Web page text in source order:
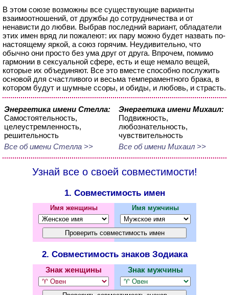
В этом союзе возможны все существующие варианты
взаимоотношений, от дружбы до сотрудничества и от
ненависти до любви. Выбрав последний вариант, обладатели
этих имен вряд ли пожалеют: их пару можно будет назвать по-
настоящему яркой, а союз горячим. Неудивительно, что
обычно они просто без ума друг от друга. Впрочем, помимо
гармонии в сексуальной сфере, есть и еще немало вещей,
которые их объединяют. Все это вместе способно послужить
основой для счастливого и весьма темпераментного брака, в
котором будут и шумные ссоры, и обиды, и любовь, и страсть.
Энергетика имени Стелла:
Самостоятельность,
целеустремленность,
решительность
Все об имени Стелла >>
Энергетика имени Михаил:
Подвижность,
любознательность,
чувствительность
Все об имени Михаил >>
Узнай все о своей совместимости!
1. Совместимость имен
Имя женщины Имя мужчины
2. Совместимость знаков Зодиака
Знак женщины Знак мужчины